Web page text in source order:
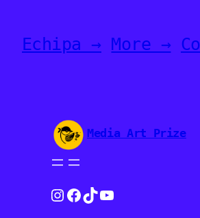
Echipa → More →
Media Art Prize
Instagram
Facebook
TikTok
YouTube